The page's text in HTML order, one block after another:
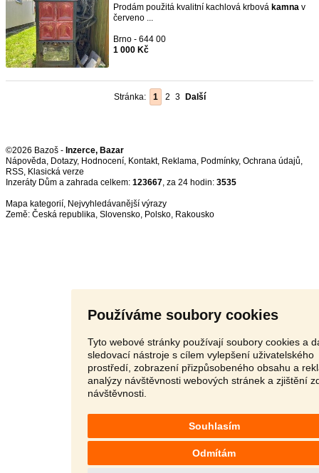
Používáme soubory cookies
Tyto webové stránky používají soubory cookies a
sledovací nástroje s cílem vylepšení uživatelského
prostředí, zobrazení přizpůsobeného obsahu a
analýzy návštěvnosti webových stránek a zjištění
návštěvnosti.
Souhlasím
Odmítám
Prodám použitá kvalitní kachlová krbová kamna v
červeno ...
Brno - 644 00
1 000 Kč
Stránka: 1 2 3 Další
©2026 Bazoš - Inzerce, Bazar
Nápověda, Dotazy, Hodnocení, Kontakt, Reklama, Podmínky, Ochrana údajů,
RSS,
Inzeráty Dům a zahrada celkem: 123667, za 24 hodin: 3535
Mapa kategorií, Nejvyhledávanější výrazy
Země: Česká republika, Slovensko, Polsko, Rakousko